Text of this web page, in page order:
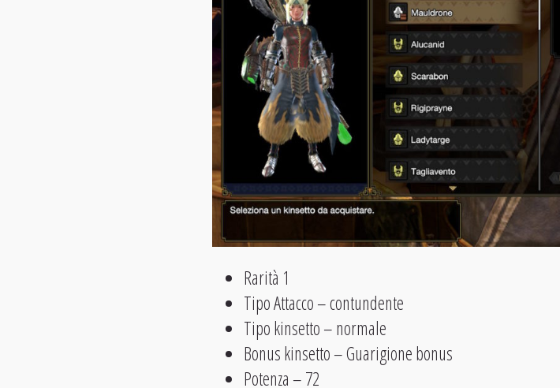
Rarità 1
Tipo Attacco – contundente
Tipo kinsetto – normale
Bonus kinsetto – Guarigione bonus
Potenza – 72